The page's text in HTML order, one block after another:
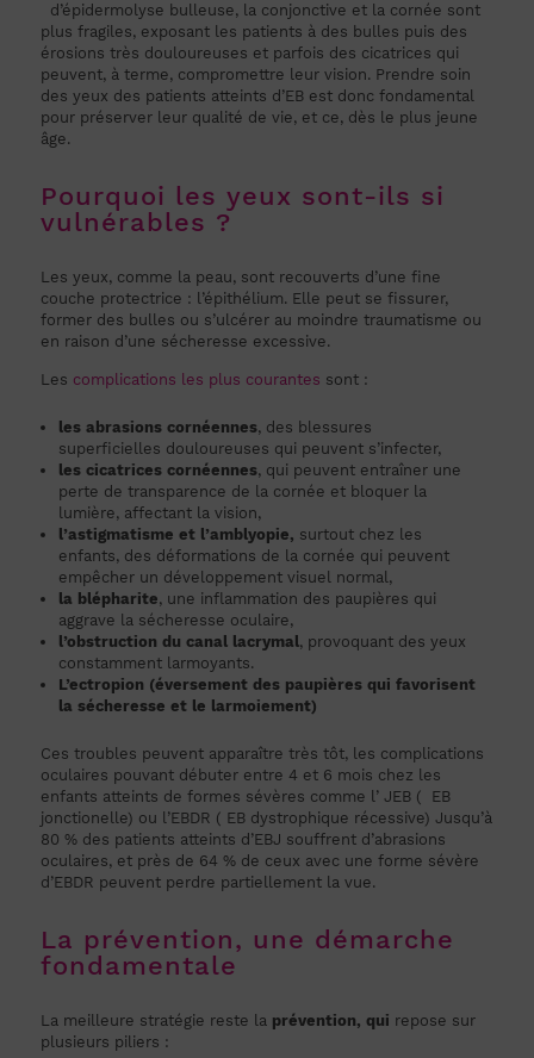
d’épidermolyse bulleuse, la conjonctive et la cornée sont
plus fragiles, exposant les patients à des bulles puis des
érosions très douloureuses et parfois des cicatrices qui
peuvent, à terme, compromettre leur vision. Prendre soin
des yeux des patients atteints d’EB est donc fondamental
pour préserver leur qualité de vie, et ce, dès le plus jeune
âge.
Pourquoi les yeux sont-ils si
vulnérables ?
Les yeux, comme la peau, sont recouverts d’une fine
couche protectrice : l’épithélium. Elle peut se fissurer,
former des bulles ou s’ulcérer au moindre traumatisme ou
en raison d’une sécheresse excessive.
Les complications les plus courantes sont :
les abrasions cornéennes, des blessures
superficielles douloureuses qui peuvent s’infecter,
les cicatrices cornéennes, qui peuvent entraîner une
perte de transparence de la cornée et bloquer la
lumière, affectant la vision,
l’astigmatisme et l’amblyopie, surtout chez les
enfants, des déformations de la cornée qui peuvent
empêcher un développement visuel normal,
la blépharite, une inflammation des paupières qui
aggrave la sécheresse oculaire,
l’obstruction du canal lacrymal, provoquant des yeux
constamment larmoyants.
L’ectropion (éversement des paupières qui favorisent
la sécheresse et le larmoiement)
Ces troubles peuvent apparaître très tôt, les complications
oculaires pouvant débuter entre 4 et 6 mois chez les
enfants atteints de formes sévères comme l’ JEB ( EB
jonctionelle) ou l’EBDR ( EB dystrophique récessive) Jusqu’à
80 % des patients atteints d’EBJ souffrent d’abrasions
oculaires, et près de 64 % de ceux avec une forme sévère
d’EBDR peuvent perdre partiellement la vue.
La prévention, une démarche
fondamentale
La meilleure stratégie reste la prévention, qui repose sur
plusieurs piliers :